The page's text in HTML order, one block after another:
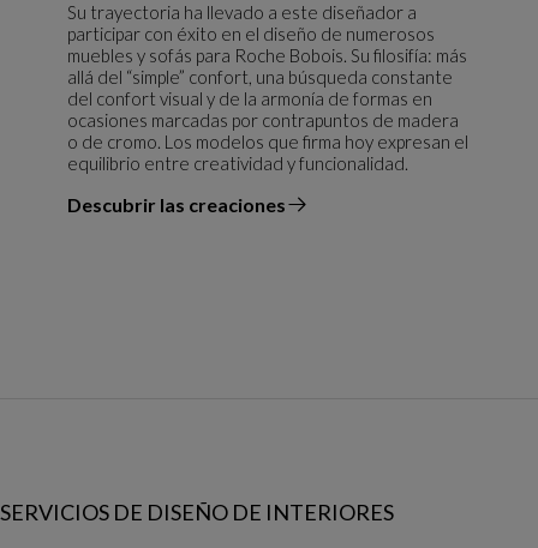
Su trayectoria ha llevado a este diseñador a
participar con éxito en el diseño de numerosos
muebles y sofás para Roche Bobois. Su filosifía: más
allá del “simple” confort, una búsqueda constante
del confort visual y de la armonía de formas en
ocasiones marcadas por contrapuntos de madera
o de cromo. Los modelos que firma hoy expresan el
equilibrio entre creatividad y funcionalidad.
Descubrir las creaciones
el diseñador
SERVICIOS DE DISEÑO DE INTERIORES